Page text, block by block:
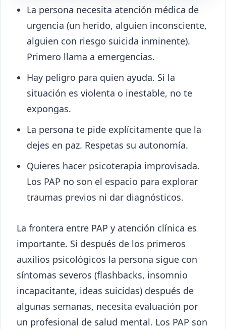
La persona necesita atención médica de
urgencia (un herido, alguien inconsciente,
alguien con riesgo suicida inminente).
Primero llama a emergencias.
Hay peligro para quien ayuda. Si la
situación es violenta o inestable, no te
expongas.
La persona te pide explícitamente que la
dejes en paz. Respetas su autonomía.
Quieres hacer psicoterapia improvisada.
Los PAP no son el espacio para explorar
traumas previos ni dar diagnósticos.
La frontera entre PAP y atención clínica es
importante. Si después de los primeros
auxilios psicológicos la persona sigue con
síntomas severos (flashbacks, insomnio
incapacitante, ideas suicidas) después de
algunas semanas, necesita evaluación por
un profesional de salud mental. Los PAP son